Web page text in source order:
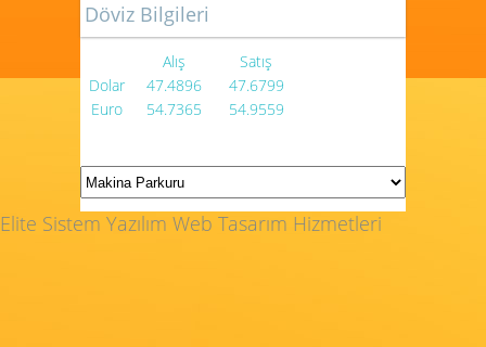
Döviz Bilgileri
Alış
Satış
Dolar
47.4896
47.6799
Euro
54.7365 54.9559
Elite Sistem Yazılım Web Tasarım Hizmetleri